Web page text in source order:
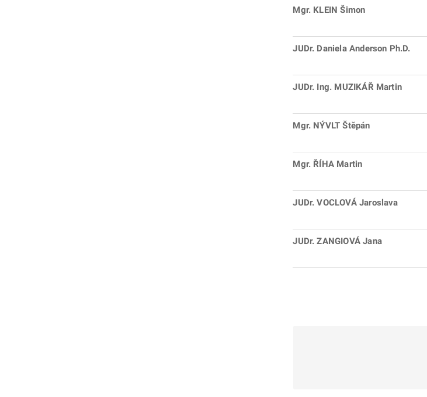
Mgr. KLEIN Šimon
JUDr. Daniela Anderson Ph.D.
JUDr. Ing. MUZIKÁŘ Martin
Mgr. NÝVLT Štěpán
Mgr. ŘÍHA Martin
JUDr. VOCLOVÁ Jaroslava
JUDr. ZANGIOVÁ Jana